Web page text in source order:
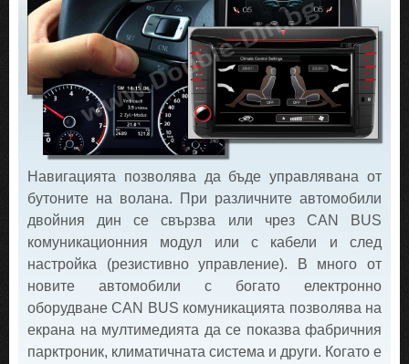
Навигацията позволява да бъде управлявана от
бутоните на волана. При различните автомобили
двойния дин се свързва или чрез CAN BUS
комуникационния модул или с кабели и след
настройка (резистивно управление). В много от
новите автомобили с богато електронно
оборудване CAN BUS комуникацията позволява на
екрана на мултимедията да се показва фабричния
парктроник, климатичната система и други. Когато е